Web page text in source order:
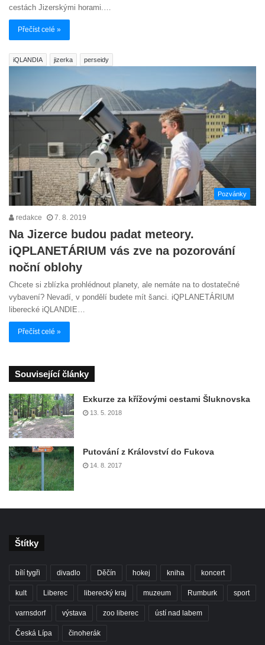
cestách Jizerskými horami.…
Přečíst celé »
iQLANDIA jizerka perseidy
Pozvánky
redakce 7. 8. 2019
Na Jizerce budou padat meteory.
iQPLANETÁRIUM vás zve na pozorování
noční oblohy
Chcete si zblízka prohlédnout planety, ale nemáte na to dostatečné
vybavení? Nevadí, v pondělí budete mít šanci. iQPLANETÁRIUM
liberecké iQLANDIE…
Přečíst celé »
Související články
Exkurze za křížovými cestami Šluknovska
13. 5. 2018
Putování z Království do Fukova
14. 8. 2017
Štítky
bílí tygři divadlo Děčín hokej kniha koncert
kult Liberec liberecký kraj muzeum Rumburk sport
varnsdorf výstava zoo liberec ústí nad labem
Česká Lípa činoherák